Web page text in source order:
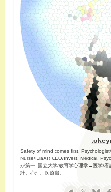
Safety of mind comes first.
Nurse/ILiaXR CEO/Invest. Medical,
が第一. 国立大学/教育学心理学→医学/
計。心理、医療職。